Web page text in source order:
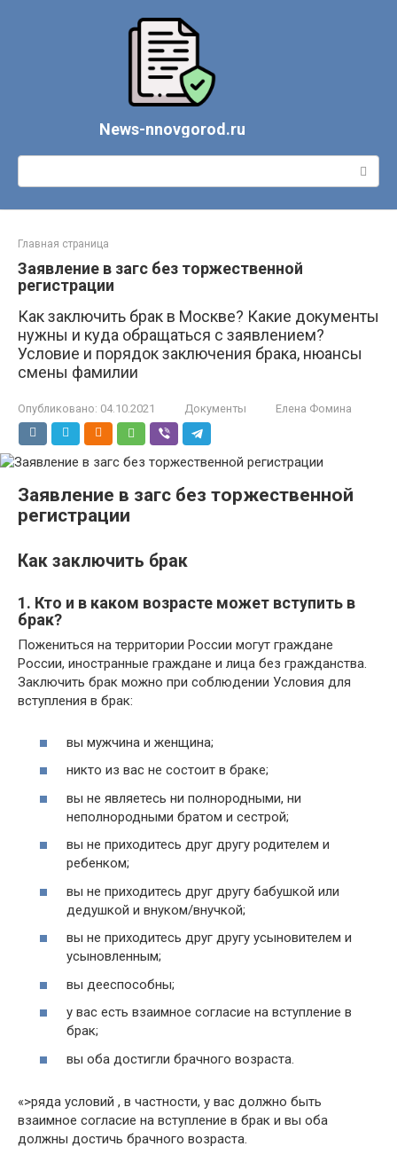
News-nnovgorod.ru
Поиск:
Главная страница
Заявление в загс без торжественной
регистрации
Как заключить брак в Москве? Какие документы
нужны и куда обращаться с заявлением?
Условие и порядок заключения брака, нюансы
смены фамилии
Опубликовано: 04.10.2021 Документы Елена Фомина
Заявление в загс без торжественной
регистрации
Как заключить брак
1. Кто и в каком возрасте может вступить в
брак?
Пожениться на территории России могут граждане
России, иностранные граждане и лица без гражданства.
Заключить брак можно при соблюдении Условия для
вступления в брак:
вы мужчина и женщина;
никто из вас не состоит в браке;
вы не являетесь ни полнородными, ни
неполнородными братом и сестрой;
вы не приходитесь друг другу родителем и
ребенком;
вы не приходитесь друг другу бабушкой или
дедушкой и внуком/внучкой;
вы не приходитесь друг другу усыновителем и
усыновленным;
вы дееспособны;
у вас есть взаимное согласие на вступление в
брак;
вы оба достигли брачного возраста.
«>ряда условий , в частности, у вас должно быть
взаимное согласие на вступление в брак и вы оба
должны достичь брачного возраста.